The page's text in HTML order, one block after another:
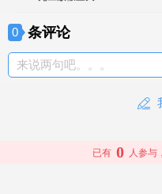
0 条评论
来说两句吧。。。
已有 0 人参与